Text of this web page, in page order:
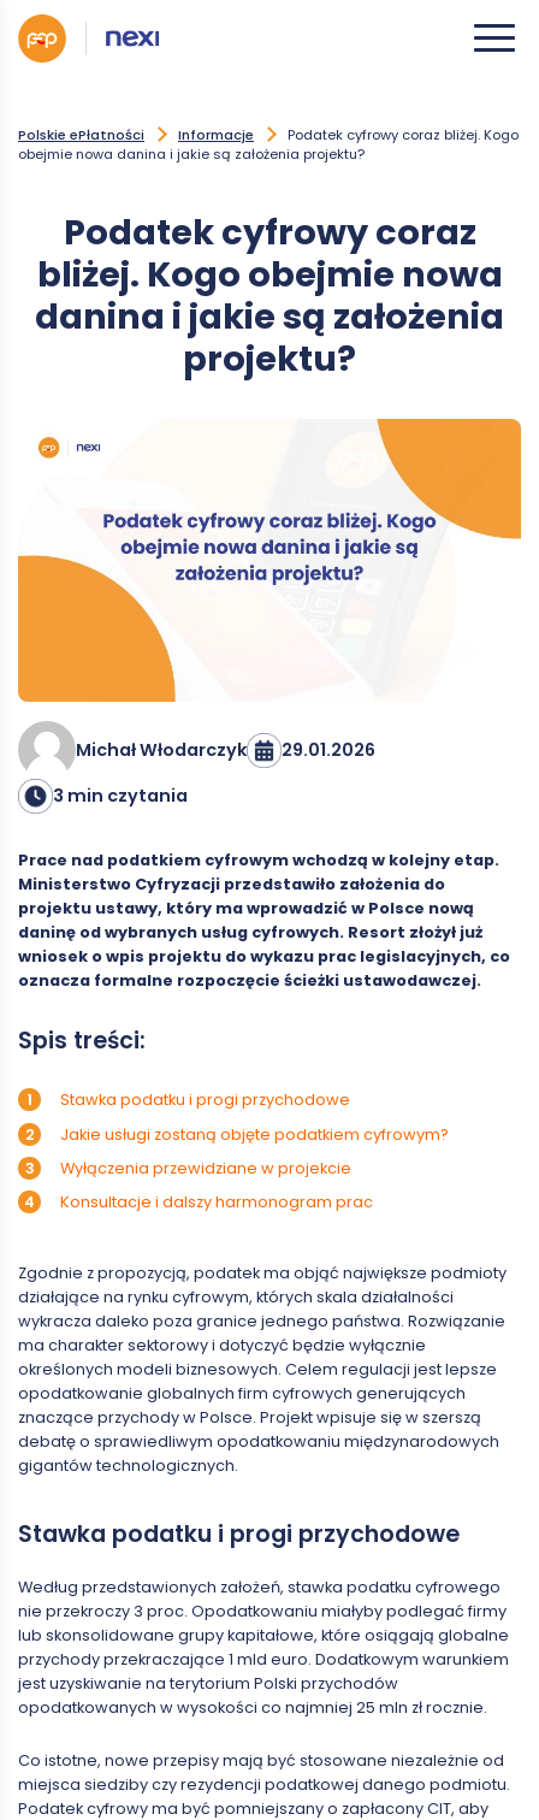
Polskie ePłatności Informacje
Podatek cyfrowy coraz bliżej. Kogo
obejmie nowa danina i jakie są założenia projektu?
Podatek cyfrowy coraz
bliżej. Kogo obejmie nowa
danina i jakie są założenia
projektu?
Michał Włodarczyk
29.01.2026
3 min czytania
Prace nad podatkiem cyfrowym wchodzą w kolejny etap.
Ministerstwo Cyfryzacji przedstawiło założenia do
projektu ustawy, który ma wprowadzić w Polsce nową
daninę od wybranych usług cyfrowych. Resort złożył już
wniosek o wpis projektu do wykazu prac legislacyjnych, co
oznacza formalne rozpoczęcie ścieżki ustawodawczej.
Spis treści:
Stawka podatku i progi przychodowe
Jakie usługi zostaną objęte podatkiem cyfrowym?
Wyłączenia przewidziane w projekcie
Konsultacje i dalszy harmonogram prac
Zgodnie z propozycją, podatek ma objąć największe podmioty
działające na rynku cyfrowym, których skala działalności
wykracza daleko poza granice jednego państwa. Rozwiązanie
ma charakter sektorowy i dotyczyć będzie wyłącznie
określonych modeli biznesowych. Celem regulacji jest lepsze
opodatkowanie globalnych firm cyfrowych generujących
znaczące przychody w Polsce. Projekt wpisuje się w szerszą
debatę o sprawiedliwym opodatkowaniu międzynarodowych
gigantów technologicznych.
Stawka podatku i progi przychodowe
Według przedstawionych założeń, stawka podatku cyfrowego
nie przekroczy 3 proc. Opodatkowaniu miałyby podlegać firmy
lub skonsolidowane grupy kapitałowe, które osiągają globalne
przychody przekraczające 1 mld euro. Dodatkowym warunkiem
jest uzyskiwanie na terytorium Polski przychodów
opodatkowanych w wysokości co najmniej 25 mln zł rocznie.
Co istotne, nowe przepisy mają być stosowane niezależnie od
miejsca siedziby czy rezydencji podatkowej danego podmiotu.
Podatek cyfrowy ma być pomniejszany o zapłacony CIT, aby